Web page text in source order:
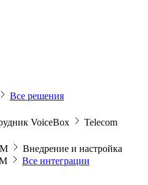
Все решения
VoiceBox
Telecom
Внедрение и настройка
Все интеграции